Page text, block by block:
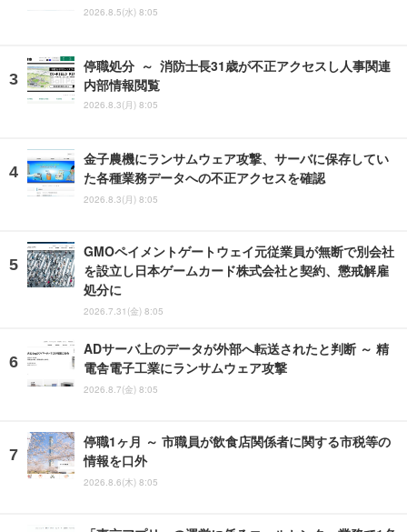
2026.8.5(水) 8:05
停職処分 ～ 消防士長31歳が不正アクセスし人事関連
内部情報閲覧
2026.8.3(月) 8:05
金子農機にランサムウェア攻撃、サーバに保存してい
た各種業務データへの不正アクセスを確認
2026.8.3(月) 8:05
GMOペイメントゲートウェイ元従業員が無断で別会社
を設立し日本ゲームカード株式会社と契約、懲戒解雇
処分に
2026.7.31(金) 8:05
ADサーバ上のデータが外部へ転送されたと判断 ～ 精
電舎電子工業にランサムウェア攻撃
2026.8.7(金) 8:05
停職1ヶ月 ～ 市職員が飲食店関係者に関する市税等の
情報を口外
2026.8.6(木) 8:05